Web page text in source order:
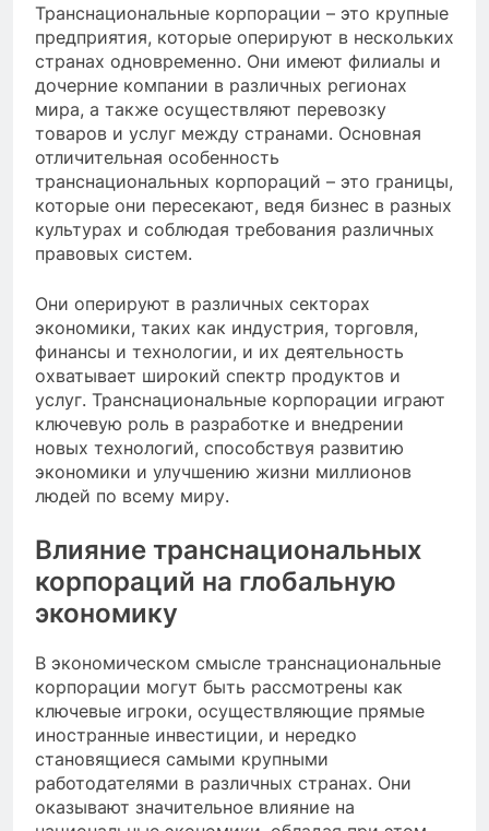
Транснациональные корпорации – это крупные
предприятия, которые оперируют в нескольких
странах одновременно. Они имеют филиалы и
дочерние компании в различных регионах
мира, а также осуществляют перевозку
товаров и услуг между странами. Основная
отличительная особенность
транснациональных корпораций – это границы,
которые они пересекают, ведя бизнес в разных
культурах и соблюдая требования различных
правовых систем.
Они оперируют в различных секторах
экономики, таких как индустрия, торговля,
финансы и технологии, и их деятельность
охватывает широкий спектр продуктов и
услуг. Транснациональные корпорации играют
ключевую роль в разработке и внедрении
новых технологий, способствуя развитию
экономики и улучшению жизни миллионов
людей по всему миру.
Влияние транснациональных
корпораций на глобальную
экономику
В экономическом смысле транснациональные
корпорации могут быть рассмотрены как
ключевые игроки, осуществляющие прямые
иностранные инвестиции, и нередко
становящиеся самыми крупными
работодателями в различных странах. Они
оказывают значительное влияние на